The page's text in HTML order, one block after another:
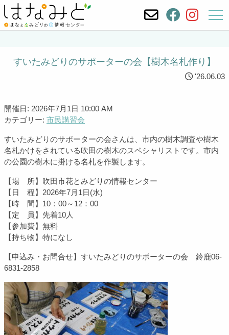
すいたみどりのサポーターの会【樹木名札作り】
'26.06.03
開催日: 2026年7月1日 10:00 AM
カテゴリー: 市民講習会
すいたみどりのサポーターの会さんは、市内の樹木調査や樹木
名札かけをされている吹田の樹木のスペシャリストです。市内
の公園の樹木に掛ける名札を作製します。
【場 所】吹田市花とみどりの情報センター
【日 程】2026年7月1日(水)
【時 間】10：00～12：00
【定 員】先着10人
【参加費】無料
【持ち物】特になし
【申込み・お問合せ】すいたみどりのサポーターの会 鈴鹿06-
6831-2858